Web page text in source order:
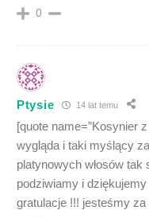
0
Ptysie 14 lat temu
[quote name=”Kosynier
wygląda i taki myślący
platynowych włosów
podziwiamy i
gratulacje !!! jesteśmy za